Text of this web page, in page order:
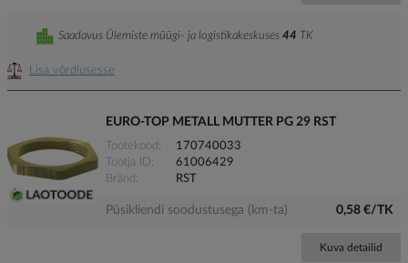
Lisa võrdlusesse
Saadavus Ülemiste müügi- ja logistikakeskuses 44 TK
EURO-TOP METALL MUTTER PG 29 RST
Tootekood
170740033
Tootja ID
61006429
Bränd
RST
Püsikliendi soodustusega (km-ta) 0,58 €/TK
Kuva detailid